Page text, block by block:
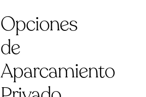
Opciones
de
Aparcamiento